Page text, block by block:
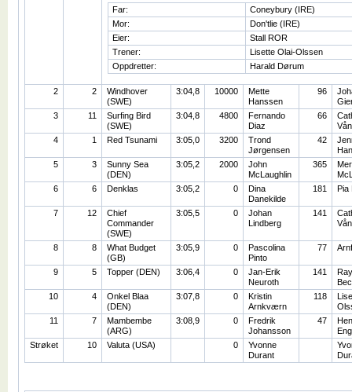
Far:
Coneybury (IRE)
Mor:
Don'tlie (IRE)
Eier:
Stall ROR
Trener:
Lisette Olai-Olssen
Oppdretter:
Harald Dørum
2 2
Windhover
(SWE)
3:04,8 10000
Mette
Hanssen
96
3
11
Surfing Bird
(SWE)
3:04,8 4800
Fernando
Diaz
66
4
1 Red Tsunami 3:05,0 3200
Trond
Jørgensen
42
5
3
Sunny Sea
(DEN)
3:05,2 2000
John
McLaughlin
365
6
6 Denklas 3:05,2 0
Dina
Danekilde
181 Pia
7 12
Chief
Commander
(SWE)
3:05,5 0
Johan
Lindberg
141
8 8
What Budget
(GB)
3:05,9 0
Pascolina
Pinto
77
9 5 Topper (DEN) 3:06,4 0
Jan-Erik
Neuroth
141
10
4
Onkel Blaa
(DEN)
3:07,8 0
Kristin
Arnkværn
118
11
7
Mambembe
(ARG)
3:08,9 0
Fredrik
Johansson
47
Strøket
10 Valuta (USA) 0
Yvonne
Durant